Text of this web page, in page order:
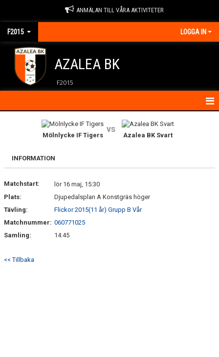
ANMÄLAN TILL VÅRA AKTIVITETER
F2015 LOGGA IN
AZALEA BK
F2015
KONTAKT
MATCHER
Mölnlycke IF Tigers
vs
Azalea BK Svart
INFORMATION
Matchstart:
lör 16 maj, 15:30
Plats:
Djupedalsplan A Konstgräs höger
Tävling:
Flickor 2015(11 år) Grupp B Vår
Matchnummer: 060771025
Samling:
14:45
<< Tillbaka